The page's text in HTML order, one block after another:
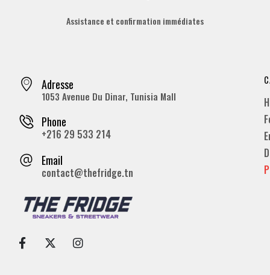
Assistance et confirmation immédiates
Adresse
1053 Avenue Du Dinar, Tunisia Mall
Phone
+216 29 533 214
Email
contact@thefridge.tn